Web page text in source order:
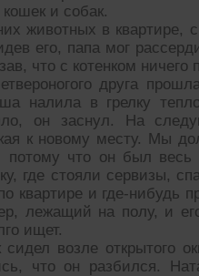
и собак.
животных в квартире,
его, папа мог
что с котенком ничего
друга
налила в грелку
он заснул. На
к новому месту. Мы
потому что он был
где стояли сервизы,
квартире и где-нибудь
лежащий на полу, и
ищет.
сидел возле открытого
что он разбился.